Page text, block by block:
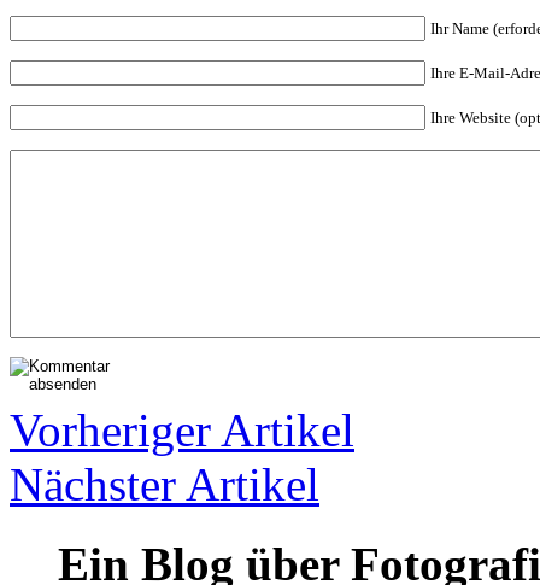
Ihr Name
Ihre E-Mail-
Ihre Website
Vorheriger Artikel
Nächster Artikel
Ein Blog über